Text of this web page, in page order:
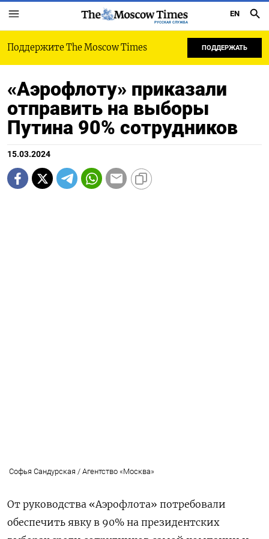
РУССКАЯ СЛУЖБА
EN
Поддержите The Moscow Times ПОДДЕРЖАТЬ
«Аэрофлоту» приказали
отправить на выборы
Путина 90% сотрудников
15.03.2024
Софья Сандурская / Агентство «Москва»
От руководства «Аэрофлота» потребовали
обеспечить явку в 90% на президентских